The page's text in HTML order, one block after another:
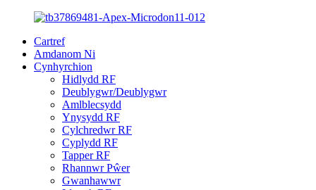
Cartref
Amdanom Ni
Cynhyrchion
Hidlydd RF
Deublygwr/Deublygwr
Amlblecsydd
Ynysydd RF
Cylchredwr RF
Cyplydd RF
Tapper RF
Rhannwr Pŵer
Gwanhawwr